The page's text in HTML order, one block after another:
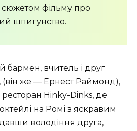
сюжетом фільму про
шпигунство.
бармен, вчитель і друг
(він же — Ернест Раймонд),
Hinky-Dinks, де
на Ромі з яскравим
володіння друга,